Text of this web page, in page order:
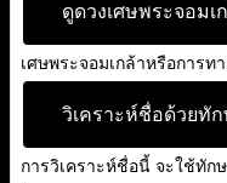
ดูดวงเศษพระจอมเ
เศษพระจอมเกล้าหรือการ
วิเคราะห์ชื่อด้วยทั
การวิเคราะห์ชื่อนี้ จะใช้ทัก